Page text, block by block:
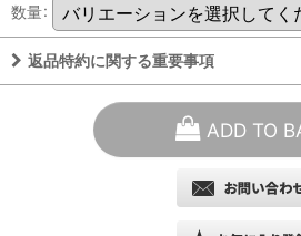
数量:
返品特約に関する重要事項
ADD TO